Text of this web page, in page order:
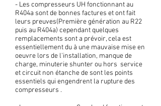
- Les compresseurs UH fonctionnant au
R404a sont de bonnes factures et ont fait
leurs preuves(Première génération au R22
puis au R404a) cependant quelques
remplacements sont a prévoir, cela est
essentiellement du à une mauvaise mise en
oeuvre lors de l'installation, manque de
charge, minuterie shunter ou hors service
et circuit non étanche de sont les points
essentiels qui engendrent la rupture des
compresseurs .